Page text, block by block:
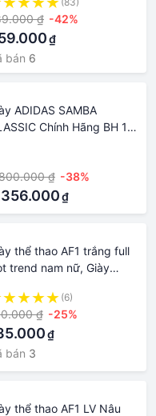
đồ, Sneaker trắng G2
da bò nappa
₫ -42%
₫
bán 6
ADIDAS SAMBA
Chính Hãng BH 12
Thao Nam Nữ Auth
₫ -38%
₫
thể thao AF1 trắng full
trend nam nữ, Giày
gym,chạy bộ
(6)
₫ -25%
₫
bán 3
thể thao AF1 LV Nâu